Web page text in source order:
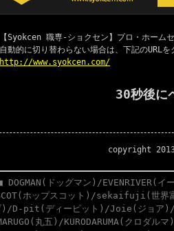
【Syokcen 職専-ショクセン】プロ・ホーム
自動的に切り替わらない場合は、下記のURLを
http://www.syokcen.com/
30秒後に
copyright 2013
DOGMAN(ドッグマン)/
ホップスコット)/sekaifuji(世界
)/D-pit(ディーピット)/Joie(ジョア)/
丸五)/KURODARUMA(クロダ